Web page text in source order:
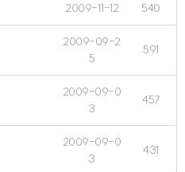
2009-11-12 540
2009-09-2
5
591
2009-09-0
3
457
2009-09-0
3
431